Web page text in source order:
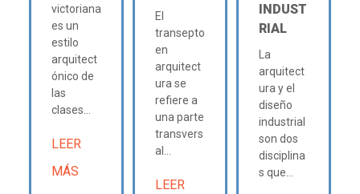
victoriana
es un
estilo
arquitect
ónico de
las
clases...
LEER
MÁS
El
transepto
en
arquitect
ura se
refiere a
una parte
transvers
al...
LEER
INDUST
RIAL
La
arquitect
ura y el
diseño
industrial
son dos
disciplina
s que...